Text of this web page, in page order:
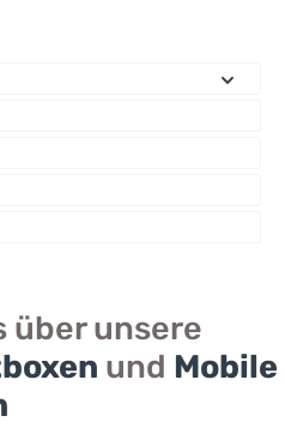
über unsere
und Mobile